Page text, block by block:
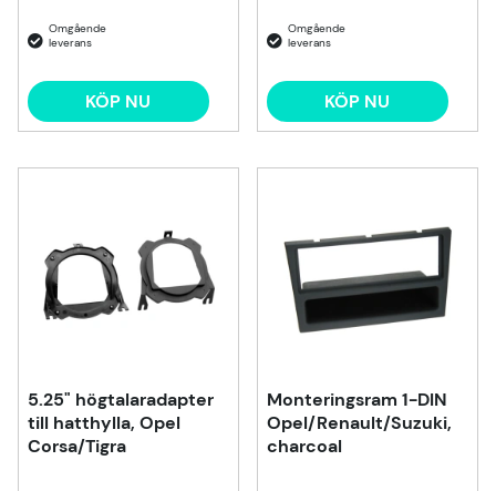
KÖP NU KÖP NU
5.25" högtalaradapter
till hatthylla, Opel
Corsa/Tigra
Monteringsram 1-DIN
Opel/Renault/Suzuki,
charcoal